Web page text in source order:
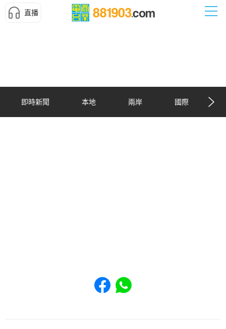
直播
即時新聞 本地 兩岸 國際
Share to Facebook
Share to WhatsApp